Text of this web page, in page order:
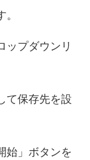
ップダウンリ
て保存先を設
始」ボタンを